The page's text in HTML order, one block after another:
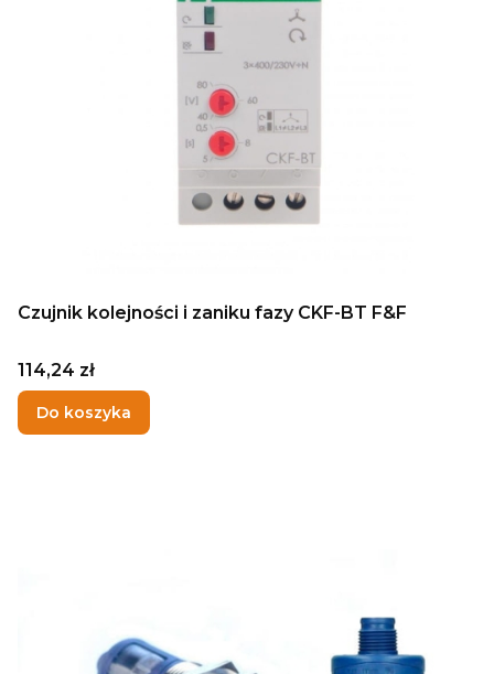
Czujnik kolejności i zaniku fazy CKF-BT F&F
Cena
114,24 zł
Do koszyka